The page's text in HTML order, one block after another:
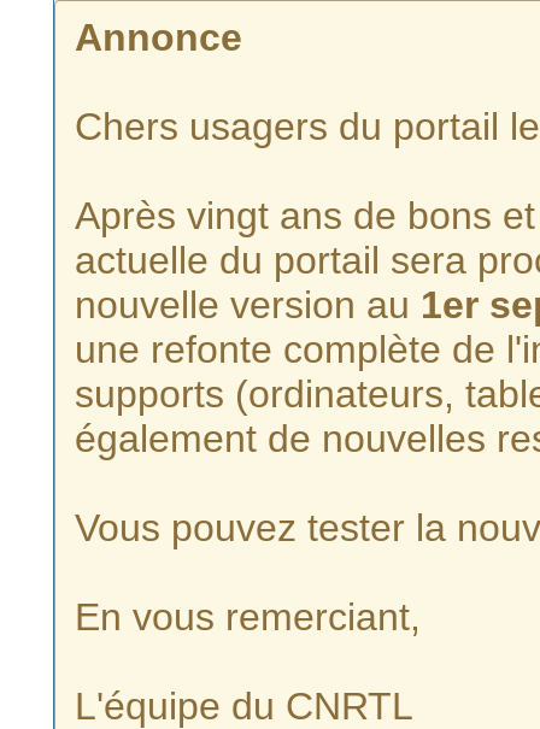
Annonce
Chers usagers du portail
Après vingt ans de bons
actuelle du portail sera
nouvelle version au 1er
une refonte complète de
supports (ordinateurs,
également de nouvelles
Vous pouvez tester la
En vous remerciant,
L'équipe du CNRTL